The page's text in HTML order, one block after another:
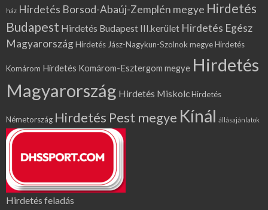
ház Hirdetés Borsod-Abaúj-Zemplén megye Hirdetés
Budapest Hirdetés Budapest III.kerület Hirdetés Egész
MagyarországHirdetés Jász-Nagykun-Szolnok megyeHirdetés
Komárom Hirdetés Komárom-Esztergom megye Hirdetés
Magyarország Hirdetés MiskolcHirdetés
Németország Hirdetés Pest megye Kínál állásajánlatok
Hirdetés feladás